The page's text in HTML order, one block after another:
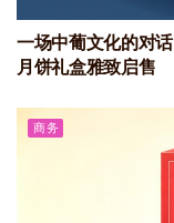
一场中葡文化的对
月饼礼盒雅致启售
商务